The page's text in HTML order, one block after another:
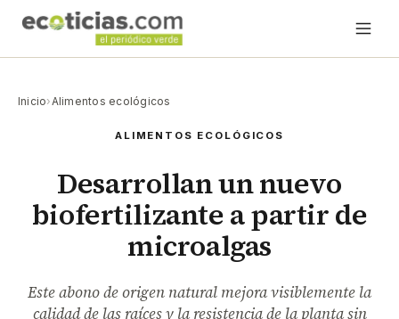
Inicio›Alimentos ecológicos
ALIMENTOS ECOLÓGICOS
Desarrollan un nuevo
biofertilizante a partir de
microalgas
Este abono de origen natural mejora visiblemente la
calidad de las raíces y la resistencia de la planta sin